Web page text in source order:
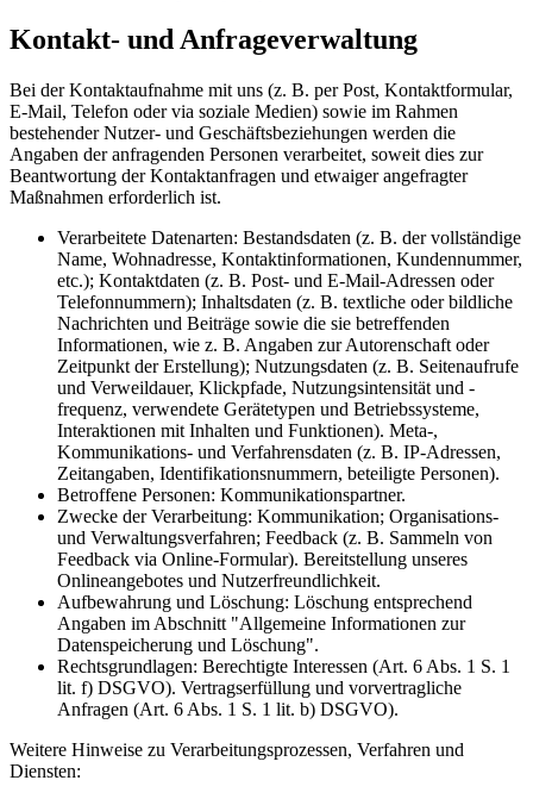
Kontakt- und Anfrageverwaltung
Bei der Kontaktaufnahme mit uns (z. B. per Post, Kontaktformular,
E-Mail, Telefon oder via soziale Medien) sowie im Rahmen
bestehender Nutzer- und Geschäftsbeziehungen werden die
Angaben der anfragenden Personen verarbeitet, soweit dies zur
Beantwortung der Kontaktanfragen und etwaiger angefragter
Maßnahmen erforderlich ist.
Verarbeitete Datenarten: Bestandsdaten (z. B. der vollständige
Name, Wohnadresse, Kontaktinformationen, Kundennummer,
etc.); Kontaktdaten (z. B. Post- und E-Mail-Adressen oder
Telefonnummern); Inhaltsdaten (z. B. textliche oder bildliche
Nachrichten und Beiträge sowie die sie betreffenden
Informationen, wie z. B. Angaben zur Autorenschaft oder
Zeitpunkt der Erstellung); Nutzungsdaten (z. B. Seitenaufrufe
und Verweildauer, Klickpfade, Nutzungsintensität und -
frequenz, verwendete Gerätetypen und Betriebssysteme,
Interaktionen mit Inhalten und Funktionen). Meta-,
Kommunikations- und Verfahrensdaten (z. B. IP-Adressen,
Zeitangaben, Identifikationsnummern, beteiligte Personen).
Betroffene Personen: Kommunikationspartner.
Zwecke der Verarbeitung: Kommunikation; Organisations-
und Verwaltungsverfahren; Feedback (z. B. Sammeln von
Feedback via Online-Formular). Bereitstellung unseres
Onlineangebotes und Nutzerfreundlichkeit.
Aufbewahrung und Löschung: Löschung entsprechend
Angaben im Abschnitt "Allgemeine Informationen zur
Datenspeicherung und Löschung".
Rechtsgrundlagen: Berechtigte Interessen (Art. 6 Abs. 1 S. 1
lit. f) DSGVO). Vertragserfüllung und vorvertragliche
Anfragen (Art. 6 Abs. 1 S. 1 lit. b) DSGVO).
Weitere Hinweise zu Verarbeitungsprozessen, Verfahren und
Diensten: